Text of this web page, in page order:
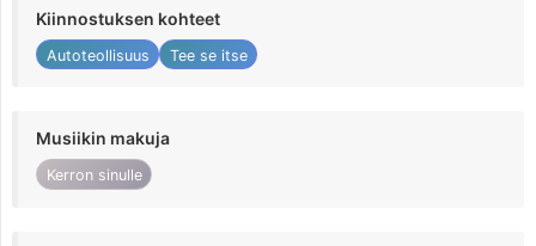
Kiinnostuksen kohteet
Autoteollisuus Tee se itse
Musiikin makuja
Kerron sinulle